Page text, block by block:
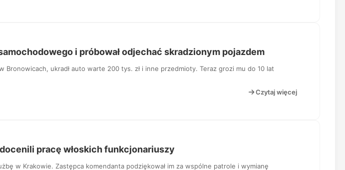
i próbował odjechać skradzionym pojazdem
Bronowicach, ukradł auto warte 200 tys. zł i inne przedmioty. Teraz grozi mu do 10 lat
Czytaj więcej
pracę włoskich funkcjonariuszy
w Krakowie. Zastępca komendanta podziękował im za wspólne patrole i wymianę